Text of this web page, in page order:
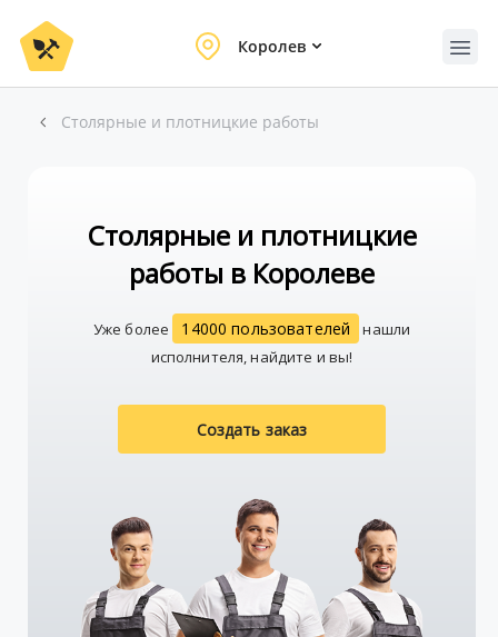
Королев
Столярные и плотницкие работы
Столярные и плотницкие
работы в Королеве
Уже более 14000 пользователей
нашли
исполнителя, найдите и вы!
Создать заказ